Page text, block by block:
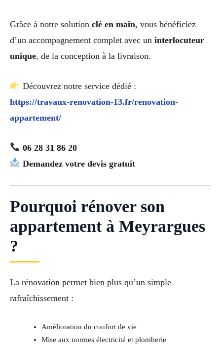
Grâce à notre solution clé en main, vous bénéficiez
d’un accompagnement complet avec un interlocuteur
unique, de la conception à la livraison.
Découvrez notre service dédié :
https://travaux-renovation-13.fr/renovation-
appartement/
06 28 31 86 20
Demandez votre devis gratuit
Pourquoi rénover son
appartement à Meyrargues
?
La rénovation permet bien plus qu’un simple
rafraîchissement :
Amélioration du confort de vie
Mise aux normes électricité et plomberie